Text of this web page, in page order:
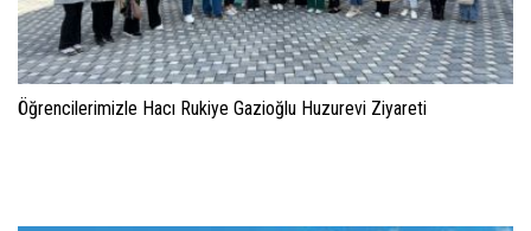
Öğrencilerimizle Hacı Rukiye Gazioğlu Huzurevi Ziyareti